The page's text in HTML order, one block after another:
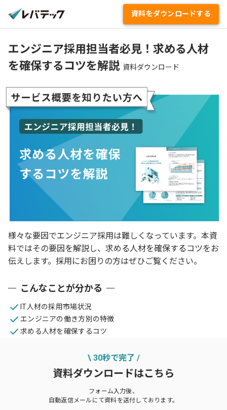
資料をダウンロードする
エンジニア採用担当者必見！求める人材
を確保するコツを解説 資料ダウンロード
様々な要因でエンジニア採用は難しくなっています。本資
料ではその要因を解説し、求める人材を確保するコツをお
伝えします。採用にお困りの方はぜひご覧ください。
こんなことが分かる
IT人材の採用市場状況
エンジニアの働き方別の特徴​
求める人材を確保するコツ
\ 30秒で完了 /
資料ダウンロードはこちら
フォーム入力後、
自動返信メールにて資料を送付しております。